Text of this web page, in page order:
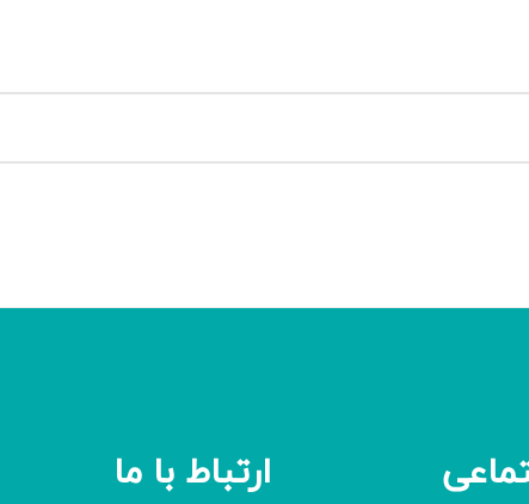
ارتباط با ما